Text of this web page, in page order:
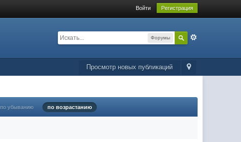
Войти Регистрация
Форумы
Просмотр новых публикаций
по убыванию по возрастанию